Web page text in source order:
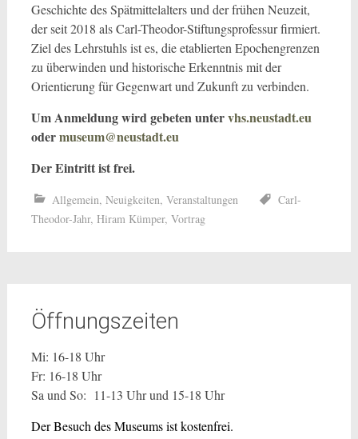
Geschichte des Spätmittelalters und der frühen Neuzeit,
der seit 2018 als Carl-Theodor-Stiftungsprofessur firmiert.
Ziel des Lehrstuhls ist es, die etablierten Epochengrenzen
zu überwinden und historische Erkenntnis mit der
Orientierung für Gegenwart und Zukunft zu verbinden.
Um Anmeldung wird gebeten untervhs.neustadt.eu
odermuseum@neustadt.eu
Der Eintritt ist frei.
Allgemein, Neuigkeiten, Veranstaltungen
Carl-
Theodor-Jahr, Hiram Kümper, Vortrag
Öffnungszeiten
Mi: 16-18 Uhr
Fr: 16-18 Uhr
Sa und So: 11-13 Uhr und 15-18 Uhr
Der Besuch des Museums ist kostenfrei.